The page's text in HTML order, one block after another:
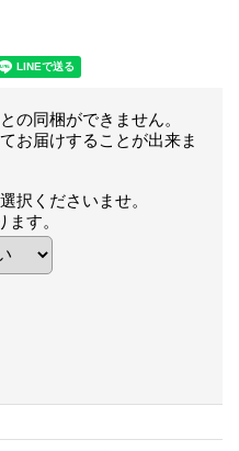
の同梱ができません。
お届けすることが出来ま
択くださいませ。
す。